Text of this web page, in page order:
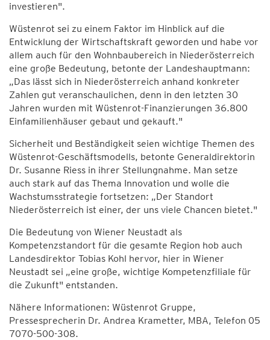
investieren".
Wüstenrot sei zu einem Faktor im Hinblick auf die
Entwicklung der Wirtschaftskraft geworden und habe vor
allem auch für den Wohnbaubereich in Niederösterreich
eine große Bedeutung, betonte der Landeshauptmann:
„Das lässt sich in Niederösterreich anhand konkreter
Zahlen gut veranschaulichen, denn in den letzten 30
Jahren wurden mit Wüstenrot-Finanzierungen 36.800
Einfamilienhäuser gebaut und gekauft."
Sicherheit und Beständigkeit seien wichtige Themen des
Wüstenrot-Geschäftsmodells, betonte Generaldirektorin
Dr. Susanne Riess in ihrer Stellungnahme. Man setze
auch stark auf das Thema Innovation und wolle die
Wachstumsstrategie fortsetzen: „Der Standort
Niederösterreich ist einer, der uns viele Chancen bietet."
Die Bedeutung von Wiener Neustadt als
Kompetenzstandort für die gesamte Region hob auch
Landesdirektor Tobias Kohl hervor, hier in Wiener
Neustadt sei „eine große, wichtige Kompetenzfiliale für
die Zukunft" entstanden.
Nähere Informationen: Wüstenrot Gruppe,
Pressesprecherin Dr. Andrea Krametter, MBA, Telefon 05
7070-500-308.